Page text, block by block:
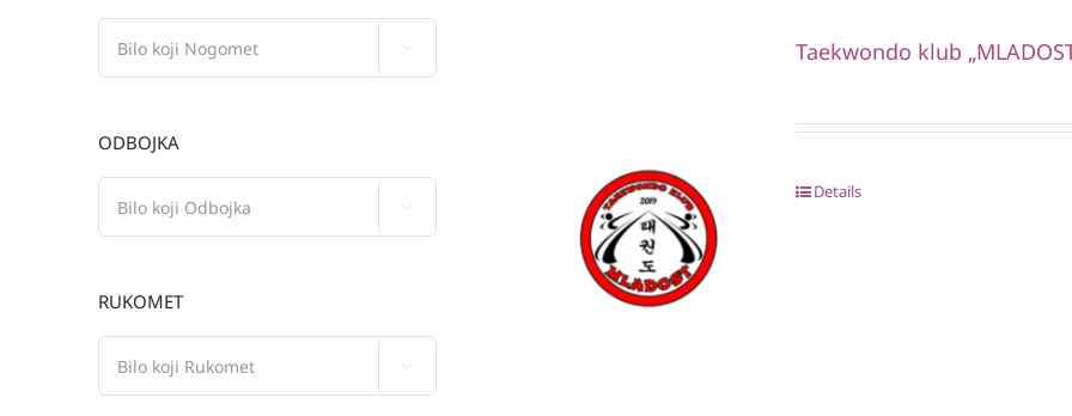
Taekwondo klub
Details
ODBOJKA
RUKOMET